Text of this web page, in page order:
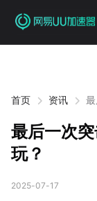
首页 资讯
最后一次
玩？
2025-07-17